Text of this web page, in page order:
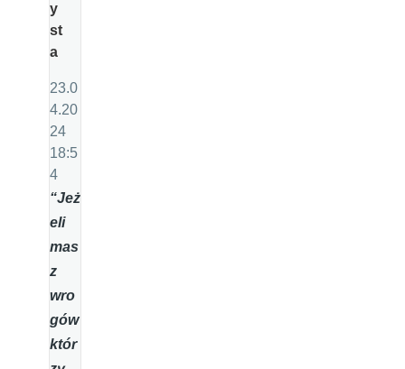
y
st
a
23.0
4.20
24
18:5
4
“Jeż
eli
mas
z
wro
gów
któr